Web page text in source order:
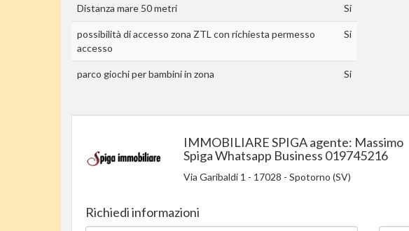
Distanza mare 50 metri Si
possibilità di accesso zona ZTL con richiesta permesso
accesso
Si
parco giochi per bambini in zona Si
IMMOBILIARE SPIGA agente: Massimo
Spiga Whatsapp Business 019745216
Via Garibaldi 1 - 17028 - Spotorno (SV)
Richiedi informazioni